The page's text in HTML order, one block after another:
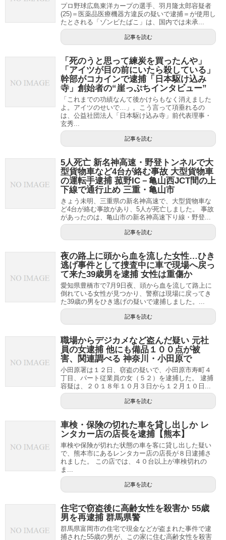
プロ野球広島東洋カープの選手、羽月隆太郎容疑者
(25)＝医薬品医療機器方違反の疑いで逮捕＝が使用し
たとされる「ゾンビたばこ」は、国内では未承...
記事を読む
「死のうと思って練炭を買ったんや」
「アイツが目の前にいたら殺している」
幹部がコカインで逮捕「日本駆け込み
寺」創始者の“崖っぷちインタビュー”
「これまでの功績なんて後かけらもなく消えました
よ。アイツのせいで…」。こう言って項垂れるの
は、公益社団法人「日本駆け込み寺」前代表理事・
玄秀...
記事を読む
5人死亡 ​新名神​高速・野登トンネルで大
型貨物車など4台が絡む事故 大型貨物車
の運転手逮捕 菰野IC－亀山西JCT間の上
下線で通行止め 三重・亀山市
きょう未明、三重県の新名神高速で、大型貨物車な
ど4台が絡む事故があり、5人が死亡しました。 事故
があったのは、亀山市の新名神高速下り線・野登...
記事を読む
夜の路上に頭から血を流した女性…ひき
逃げ事件として捜査中に車で現場へ戻っ
て来た39歳男を逮捕 女性は重傷か
愛知県豊橋市で7月9日夜、頭から血を流して路上に
倒れている女性が見つかり、警察は現場に戻ってき
た39歳の男をひき逃げの疑いで逮捕しました。...
記事を読む
職場からデジカメなど盗んだ疑い 元社
員の女逮捕 他にも備品１００点が被
害、関連調べる 神奈川・小田原で
小田原署は１２日、窃盗の疑いで、小田原市寿町４
丁目、パート従業員の女（５２）を逮捕した。 逮捕
容疑は、２０１８年１０月３日から１２月１０日...
記事を読む
車検・保険の切れた車を貸し出しか レ
ンタカー店の店長を逮捕【熊本】
車検や保険が切れた状態の車を客に貸し出した疑い
で、熊本市にあるレンタカー店の店長が８日逮捕さ
れました。 この店では、４０台以上が車検切れの
ま...
記事を読む
住宅で窃盗後に高齢女性を殺害か 55歳
男を再逮捕 群馬県警
群馬県富岡市の住宅で現金などが盗まれた事件で逮
捕された55歳の男が、この家に住む高齢女性を殺害